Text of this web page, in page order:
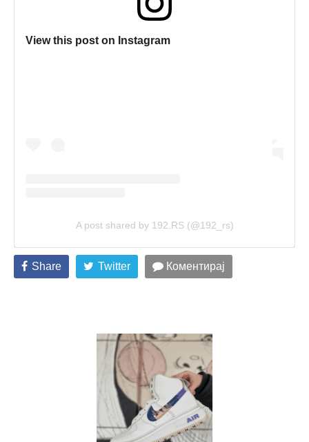
View this post on Instagram
A post shared by 192.RS (@192_rs)
Share Twitter Коментирај